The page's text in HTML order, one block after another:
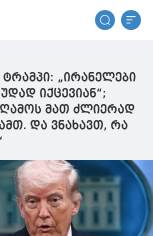
„ირანელები
იქცევიან“;
მათ ძლიერად
და ვნახავთ, რა